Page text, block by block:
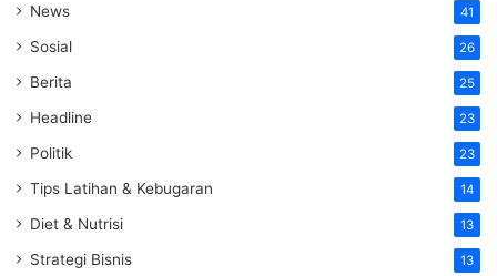
News 41
Sosial 26
Berita 25
Headline 23
Politik 23
Tips Latihan & Kebugaran 14
Diet & Nutrisi 13
Strategi Bisnis 13